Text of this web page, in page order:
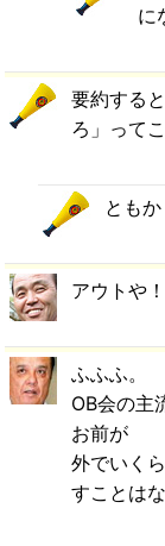
に
要約する
ろ」って
とも
アウトや！
ふふふ。
OB会の主
お前が
外でいく
すことは